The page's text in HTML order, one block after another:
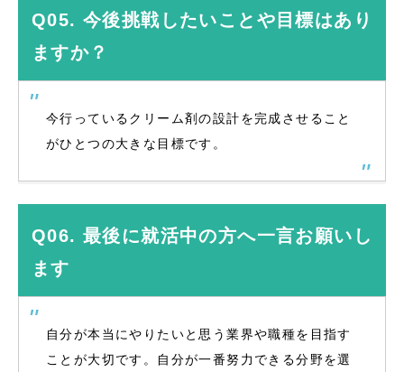
Q05. 今後挑戦したいことや目標はあり
ますか？
今行っているクリーム剤の設計を完成させること
がひとつの大きな目標です。
Q06. 最後に就活中の方へ一言お願いし
ます
自分が本当にやりたいと思う業界や職種を目指す
ことが大切です。自分が一番努力できる分野を選